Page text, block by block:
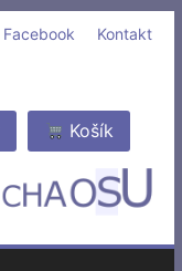
Kontakt
Facebook
Košík